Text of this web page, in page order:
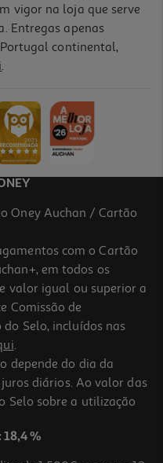
4.3
vigor na loja que serve
Entregas apenas
continental,
.
Oney Auchan / Cartão
com o Cartão
em todos os
valor igual ou superior a
Comissão de
Selo, incluídos nas
.
depende do dia da
diários. Ao valor das
Selo sobre a utilização
18,4 %